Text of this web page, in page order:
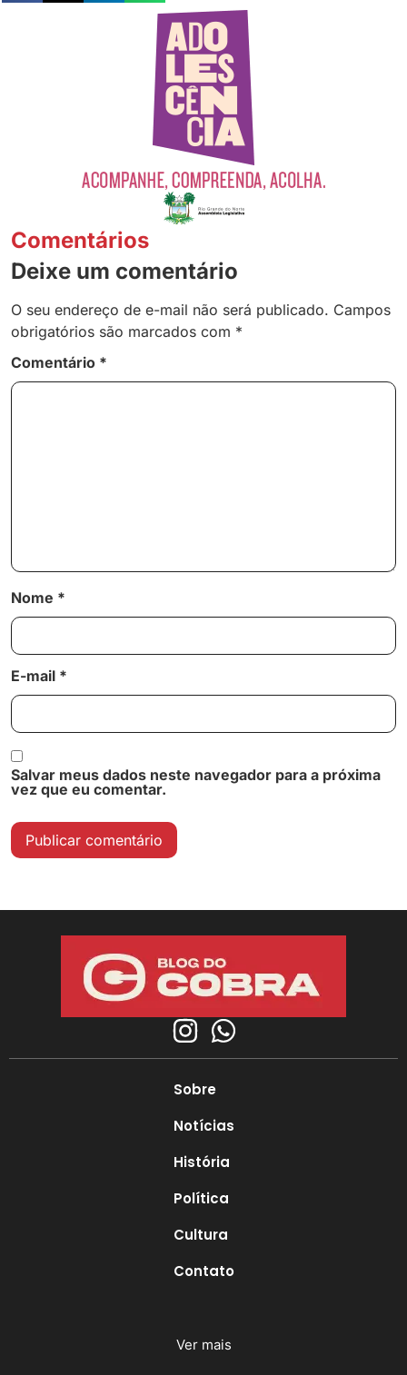
Comentários
Deixe um comentário
O seu endereço de e-mail não será publicado. Campos
obrigatórios são marcados com *
Comentário *
Nome *
E-mail *
Salvar meus dados neste navegador para a próxima
vez que eu comentar.
Sobre
Notícias
História
Política
Cultura
Contato
Ver mais